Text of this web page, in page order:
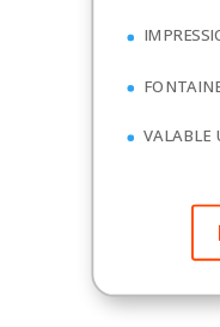
VALABLE